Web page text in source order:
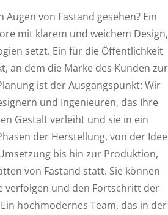
Augen von Fastand gesehen? Ein
mit klarem und weichem Design,
setzt. Ein für die Öffentlichkeit
an dem die Marke des Kunden zur
ist der Ausgangspunkt: Wir
und Ingenieuren, das Ihre
Gestalt verleiht und sie in ein
der Herstellung, von der Idee
bis hin zur Produktion,
von Fastand statt. Sie können
verfolgen und den Fortschritt der
hochmodernes Team, das in der